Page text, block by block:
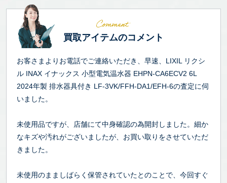
買取アイテムのコメント
お客さまよりお電話でご連絡いただき、早速、LIXIL リクシ
ル INAX イナックス 小型電気温水器 EHPN-CA6ECV2 6L
2024年製 排水器具付き LF-3VK/FFH-DA1/EFH-6の査定に伺
いました。
未使用品ですが、店舗にて中身確認の為開封しました。細か
なキズや汚れがございましたが、お買い取りをさせていただ
きました。
未使用のまましばらく保管されていたとのことで、今回すぐ